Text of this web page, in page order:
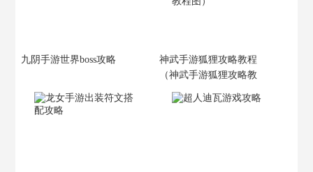
九阴手游世界boss攻略
神武手游狐狸攻略教程
（神武手游狐狸攻略教
程图）